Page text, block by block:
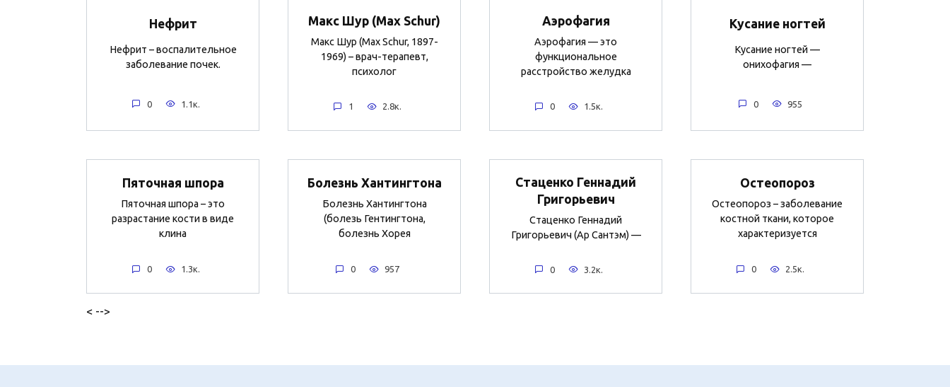
Нефрит
Нефрит – воспалительное
заболевание почек.
0 1.1к.
Макс Шур (Max Schur)
Макс Шур (Max Schur, 1897-
1969) – врач-терапевт,
психолог
1 2.8к.
Аэрофагия
Аэрофагия — это
функциональное
расстройство желудка
0 1.5к.
Кусание ногтей
Кусание ногтей —
онихофагия —
0 955
Пяточная шпора
Пяточная шпора – это
разрастание кости в виде
клина
0 1.3к.
Болезнь Хантингтона
Болезнь Хантингтона
(болезь Гентингтона,
болезнь Хорея
0 957
Стаценко Геннадий
Григорьевич
Стаценко Геннадий
Григорьевич (Ар Сантэм) —
0 3.2к.
Остеопороз
Остеопороз – заболевание
костной ткани, которое
характеризуется
0 2.5к.
< -->